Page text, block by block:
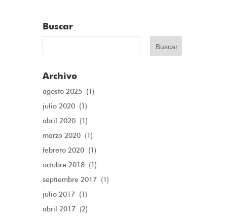
Buscar
Archivo
agosto 2025 (1)
julio 2020 (1)
abril 2020 (1)
marzo 2020 (1)
febrero 2020 (1)
octubre 2018 (1)
septiembre 2017 (1)
julio 2017 (1)
abril 2017 (2)